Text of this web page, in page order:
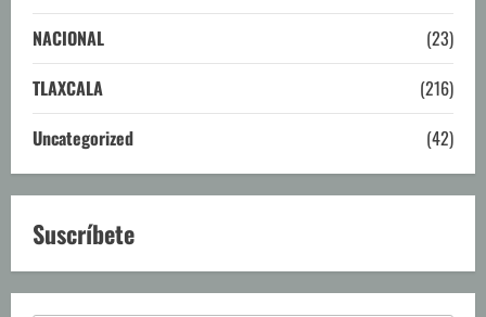
NACIONAL
(23)
TLAXCALA
(216)
Uncategorized
(42)
Suscríbete